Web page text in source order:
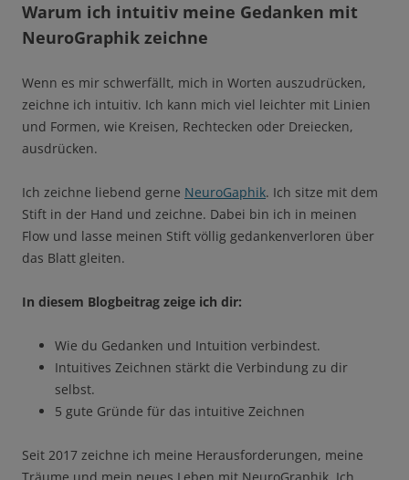
Warum ich intuitiv meine Gedanken mit
NeuroGraphik zeichne
Wenn es mir schwerfällt, mich in Worten auszudrücken,
zeichne ich intuitiv. Ich kann mich viel leichter mit Linien
und Formen, wie Kreisen, Rechtecken oder Dreiecken,
ausdrücken.
Ich zeichne liebend gerne NeuroGaphik. Ich sitze mit dem
Stift in der Hand und zeichne. Dabei bin ich in meinen
Flow und lasse meinen Stift völlig gedankenverloren über
das Blatt gleiten.
In diesem Blogbeitrag zeige ich dir:
Wie du Gedanken und Intuition verbindest.
Intuitives Zeichnen stärkt die Verbindung zu dir
selbst.
5 gute Gründe für das intuitive Zeichnen
Seit 2017 zeichne ich meine Herausforderungen, meine